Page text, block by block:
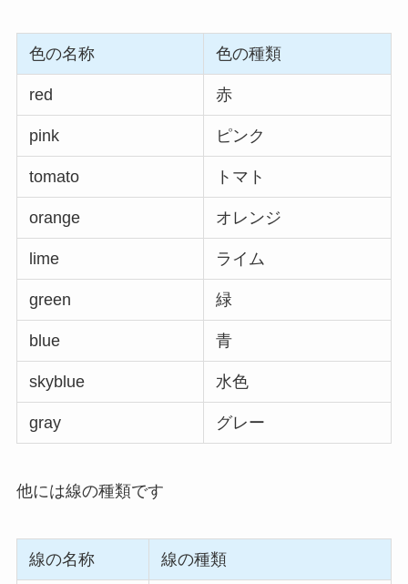
色の名称 色の種類
red 赤
pink ピンク
tomato トマト
orange オレンジ
lime ライム
green 緑
blue 青
skyblue 水色
gray グレー
他には線の種類です
線の名称 線の種類